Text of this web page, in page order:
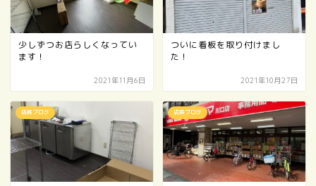
少しずつお店らしくなってい
ます！
2021年11月6日
ついに看板を取り付けまし
た！
2021年10月27日
店長ブログ 店長ブログ